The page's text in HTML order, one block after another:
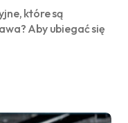
które są
Aby ubiegać się